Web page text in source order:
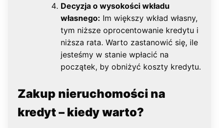
Decyzja o wysokości wkładu
własnego: Im większy wkład własny,
tym niższe oprocentowanie kredytu i
niższa rata. Warto zastanowić się, ile
jesteśmy w stanie wpłacić na
początek, by obniżyć koszty kredytu.
Zakup nieruchomości na
kredyt – kiedy warto?